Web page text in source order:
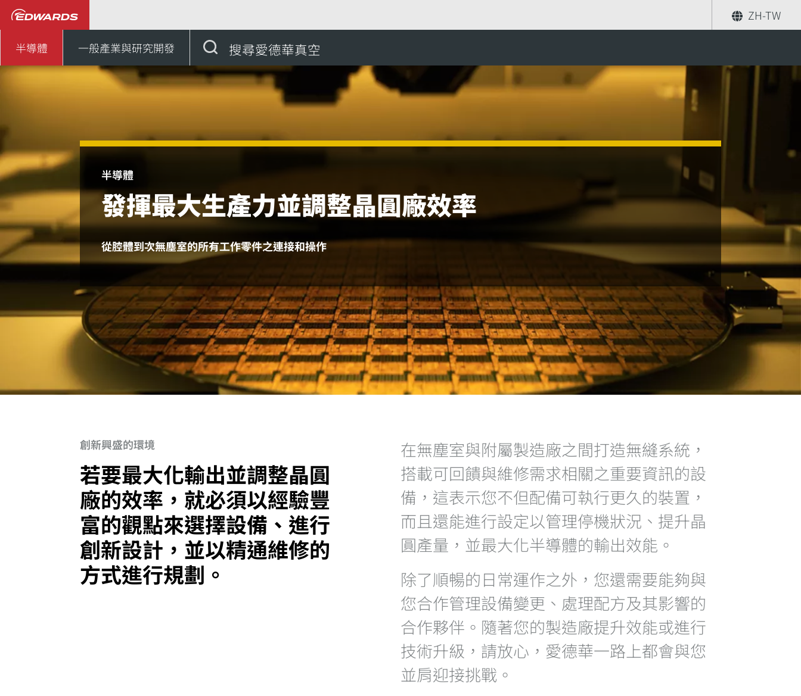
ZH-TW
半導體 一般產業與研究開發 搜尋愛德華真空
半導體
發揮最大生產力並調整晶圓廠效率
從腔體到次無塵室的所有工作零件之連接和操作
創新興盛的環境
若要最大化輸出並調整晶圓
廠的效率，就必須以經驗豐
富的觀點來選擇設備、進行
創新設計，並以精通維修的
方式進行規劃。
在無塵室與附屬製造廠之間打造無縫系統，
搭載可回饋與維修需求相關之重要資訊的設
備，這表示您不但配備可執行更久的裝置，
而且還能進行設定以管理停機狀況、提升晶
圓產量，並最大化半導體的輸出效能。
除了順暢的日常運作之外，您還需要能夠與
您合作管理設備變更、處理配方及其影響的
合作夥伴。隨著您的製造廠提升效能或進行
技術升級，請放心，愛德華一路上都會與您
並肩迎接挑戰。